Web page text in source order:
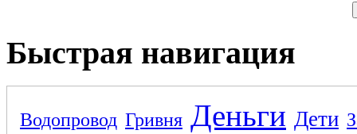
Быстрая навигация
Водопровод Гривня Деньги Дети